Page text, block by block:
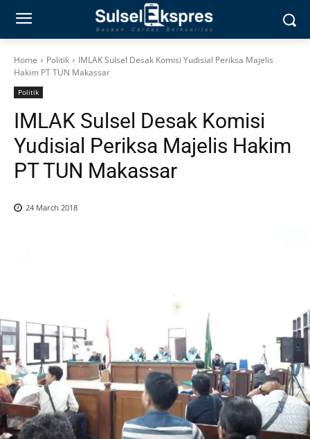
Home Politik
IMLAK Sulsel Desak Komisi Yudisial Periksa Majelis
Hakim PT TUN Makassar
Politik
IMLAK Sulsel Desak Komisi
Yudisial Periksa Majelis Hakim
PT TUN Makassar
24 March 2018